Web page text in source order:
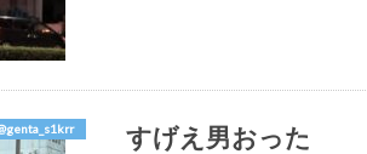
すげえ男おった